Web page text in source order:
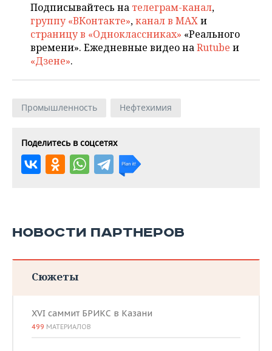
Подписывайтесь на телеграм-канал,
группу «ВКонтакте»,канал в MAXи
страницу в «Одноклассниках» «Реального
времени». Ежедневные видео наRutube и
«Дзене».
Промышленность Нефтехимия
Поделитесь в соцсетях
НОВОСТИ ПАРТНЕРОВ
Сюжеты
XVI саммит БРИКС в Казани
499 МАТЕРИАЛОВ